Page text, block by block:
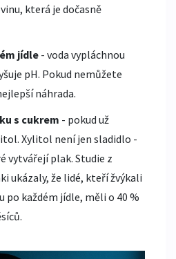
která je dočasně
jídle - voda vypláchnou
pH. Pokud nemůžete
náhrada.
s cukrem - pokud už
Xylitol není jen sladidlo -
vytvářejí plak. Studie z
ukázaly, že lidé, kteří žvýkali
po každém jídle, měli o 40 %